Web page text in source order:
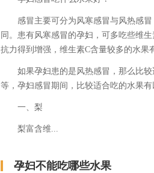
感冒主要可分为风寒感冒与风热感冒
同。患有风寒感冒的孕妇，可多吃些维
抗力得到增强，维生素C含量较多的水果
如果孕妇患的是风热感冒，那么比较
等，孕妇感冒期间，比较适合吃的水果有
一、梨
梨富含维...
孕妇不能吃哪些水果